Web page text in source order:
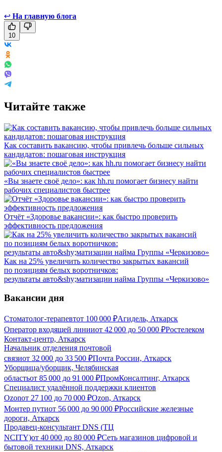
↩ На главную блога
10
Читайте также
Как составить вакансию, чтобы привлечь больше сильных
кандидатов: пошаговая инструкция
«Вы знаете своё дело»: как hh.ru помогает бизнесу найти
рабочих специалистов быстрее
Отчёт «Здоровье вакансии»: как быстро проверить
эффективность предложения
Как на 25% увеличить количество закрытых вакансий
по позициям белых воротничков:
результаты авто&shy;матизации найма Группы «Черкизово»
Вакансии дня
Стоматолог-терапевтот 100 000 ₽Агидель, Аткарск
Оператор входящей линииот 42 000 до 50 000 ₽Ростелеком
Контакт-центр, Аткарск
Начальник отделения почтовой
связиот 32 000 до 33 500 ₽Почта России, Аткарск
Уборщица/уборщик, Челябинская
областьот 85 000 до 91 000 ₽ПромКонсалтинг, Аткарск
Специалист удалённой поддержки клиентов
Ozonот 27 100 до 70 000 ₽Ozon, Аткарск
Монтер путиот 56 000 до 90 000 ₽Российские железные
дороги, Аткарск
Продавец-консультант DNS (ТЦ
NCITY)от 40 000 до 80 000 ₽Сеть магазинов цифровой и
бытовой техники DNS, Аткарск